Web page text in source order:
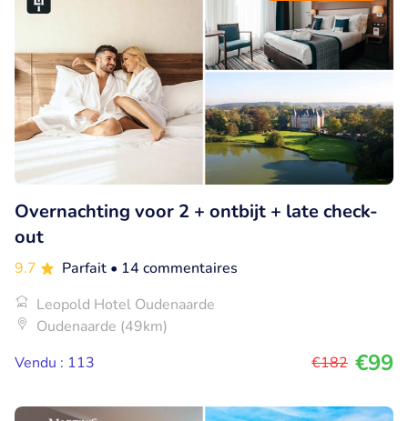
Overnachting voor 2 + ontbijt + late check-
out
9.7 Parfait • 14 commentaires
Leopold Hotel Oudenaarde
Oudenaarde (49km)
Vendu : 113
€182 €99